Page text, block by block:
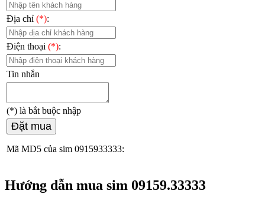
Địa chỉ (*):
Điện thoại (*):
Tin nhắn
(*) là bắt buộc nhập
Đặt mua
Mã MD5 của sim 0915933333:
Hướng dẫn mua sim 09159.33333